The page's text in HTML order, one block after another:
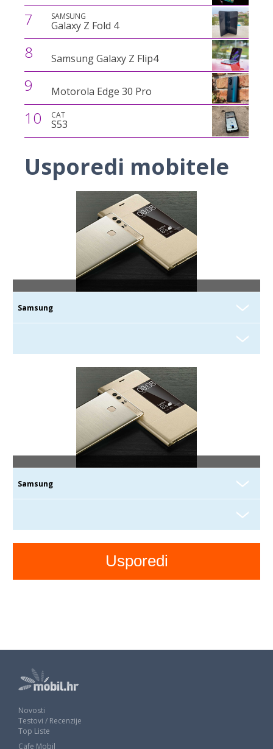
7 SAMSUNG
Galaxy Z Fold 4
8 Samsung Galaxy Z Flip4
9 Motorola Edge 30 Pro
10 CAT
S53
Usporedi mobitele
Novosti
Testovi / Recenzije
Top Liste
Cafe Mobil